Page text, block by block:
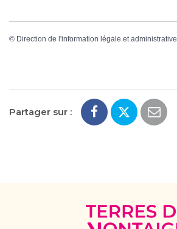
© Direction de l'information légale et administrative
Partager sur :